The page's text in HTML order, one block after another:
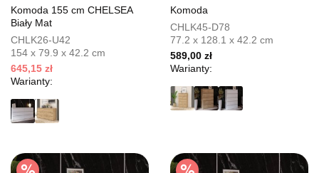
Komoda 155 cm CHELSEA
Biały Mat
CHLK26-U42
154 x 79.9 x 42.2 cm
645,15 zł
Warianty:
Komoda
CHLK45-D78
77.2 x 128.1 x 42.2 cm
589,00 zł
Warianty: